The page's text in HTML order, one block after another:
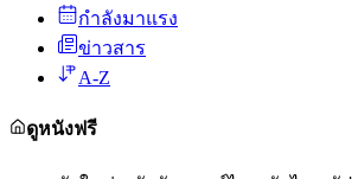
กำลังมาแรง
ข่าวสาร
A-Z
ดูหนังฟรี